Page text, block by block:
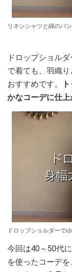
リネンシャツと綿のパ
ドロップショル
で着ても、羽織
おすすめです。
かなコーデに仕上
ドロップショルダーで
今回は40～50代
を使ったコーデを